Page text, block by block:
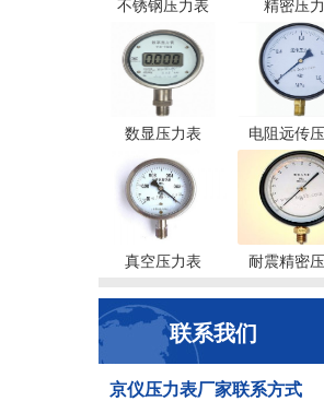
不锈钢压力表 精密压
数显压力表 电阻远传
真空压力表 耐震精密
联系我们
京仪压力表厂家联系方式